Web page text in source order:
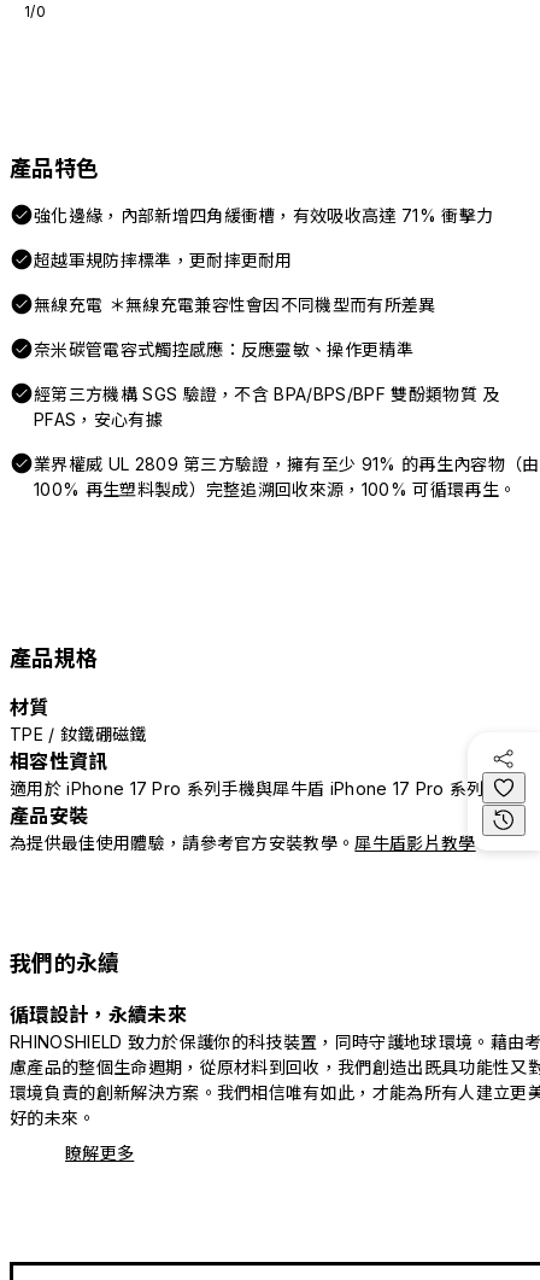
1/0
產品特色
強化邊緣，內部新增四角緩衝槽，有效吸收高達 71% 衝擊力
超越軍規防摔標準，更耐摔更耐用
無線充電 ＊無線充電兼容性會因不同機型而有所差異
奈米碳管電容式觸控感應：反應靈敏、操作更精準
經第三方機構 SGS 驗證，不含 BPA/BPS/BPF 雙酚類物質 及
PFAS，安心有據
業界權威 UL 2809 第三方驗證，擁有至少 91% 的再生內容物（由
100% 再生塑料製成）完整追溯回收來源，100% 可循環再生。
產品規格
材質
TPE / 釹鐵硼磁鐵
相容性資訊
適用於 iPhone 17 Pro 系列手機與犀牛盾 iPhone 17 Pro 系列配件
產品安裝
為提供最佳使用體驗，請參考官方安裝教學。 犀牛盾影片教學
我們的永續
循環設計，永續未來
RHINOSHIELD 致力於保護你的科技裝置，同時守護地球環境。藉由
慮產品的整個生命週期，從原材料到回收，我們創造出既具功能性又
環境負責的創新解決方案。我們相信唯有如此，才能為所有人建立更
好的未來。
瞭解更多